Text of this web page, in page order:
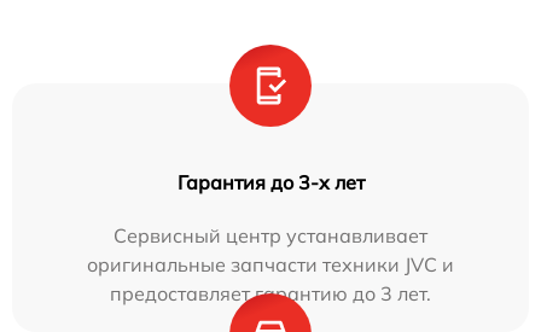
Гарантия до 3-х лет
Сервисный центр устанавливает
оригинальные запчасти техники JVC и
предоставляет гарантию до 3 лет.